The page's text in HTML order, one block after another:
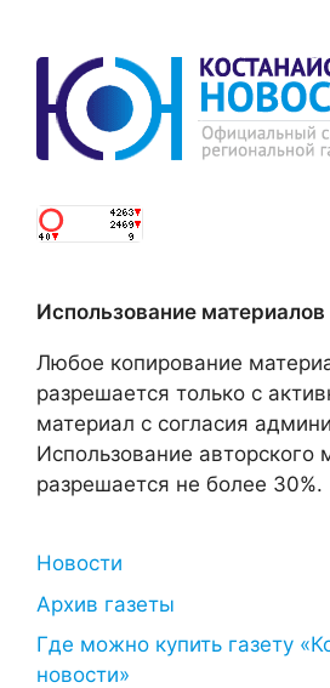
Использование материалов
Любое копирование
разрешается только с
материал с согласия
Использование авторского
разрешается не более 30%.
Новости
Архив газеты
Где можно купить газету
новости»